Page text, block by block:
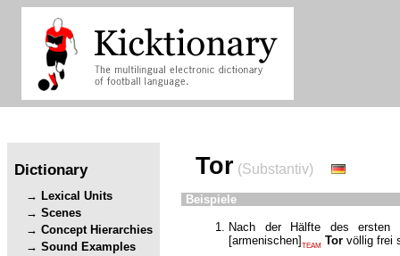
Dictionary
Lexical Units
Scenes
Concept Hierarchies
Sound Examples
Tor (Substantiv)
Beispiele
Nach der Hälfte des ersten
[armenischen] TEAM Tor völlig frei